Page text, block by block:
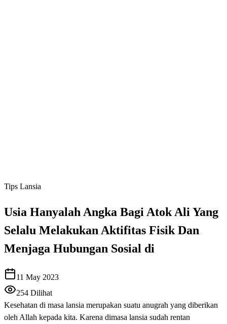
Tips Lansia
Usia Hanyalah Angka Bagi Atok Ali Yang
Selalu Melakukan Aktifitas Fisik Dan
Menjaga Hubungan Sosial di
11 May 2023
254 Dilihat
Kesehatan di masa lansia merupakan suatu anugrah yang diberikan
oleh Allah kepada kita. Karena dimasa lansia sudah rentan